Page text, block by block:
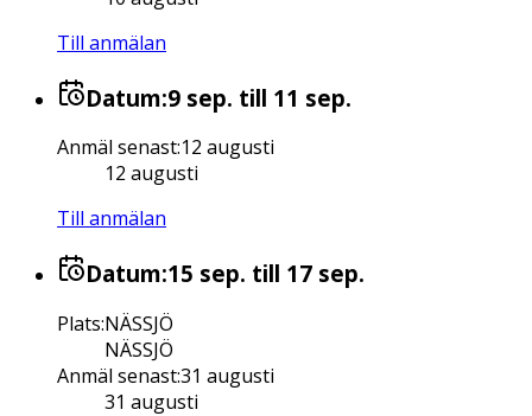
Till anmälan
Datum:9 sep. till 11 sep.
Anmäl senast:12 augusti
12 augusti
Till anmälan
Datum:15 sep. till 17 sep.
Plats:NÄSSJÖ
NÄSSJÖ
Anmäl senast:31 augusti
31 augusti